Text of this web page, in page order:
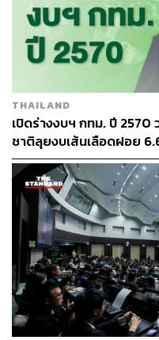
THAILAND
เปิดร่างงบฯ กทม. ปี 2570
ชาติลุยงบเส้นเลือดฝอย
ยุทธศาสตร์พัฒนาเมือง